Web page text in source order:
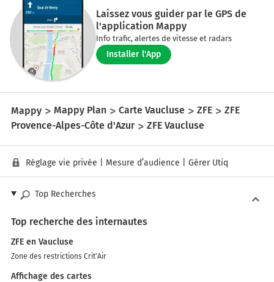
Laissez vous guider par le GPS de
l'application Mappy
Info trafic, alertes de vitesse et radars
Installer l'App
Mappy Mappy Plan Carte Vaucluse ZFE
ZFE
Provence-Alpes-Côte d'Azur
ZFE Vaucluse
Réglage vie privée Mesure d’audience Gérer Utiq
Top Recherches
Top recherche des internautes
ZFE en Vaucluse
Zone des restrictions Crit'Air
Affichage des cartes